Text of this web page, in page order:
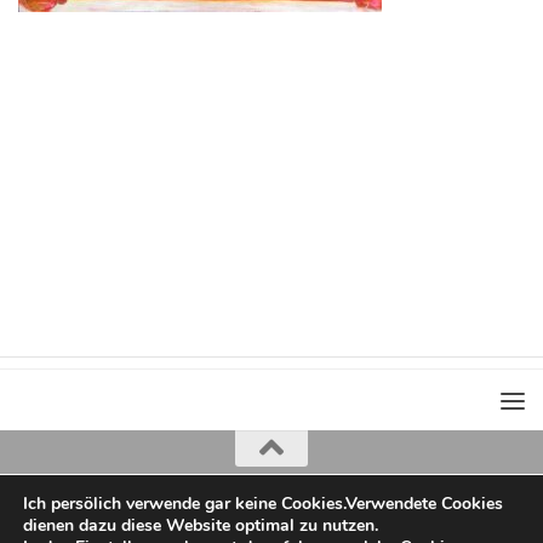
Iris Greiner
copyright 2022
Ich persölich verwende gar keine Cookies.Verwendete Cookies
dienen dazu diese Website optimal zu nutzen.